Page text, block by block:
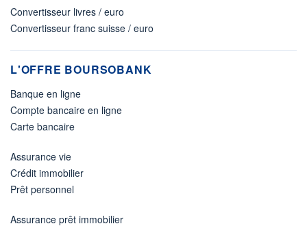
Convertisseur livres / euro
Convertisseur franc suisse / euro
L'OFFRE BOURSOBANK
Banque en ligne
Compte bancaire en ligne
Carte bancaire
Assurance vie
Crédit immobilier
Prêt personnel
Assurance prêt immobilier